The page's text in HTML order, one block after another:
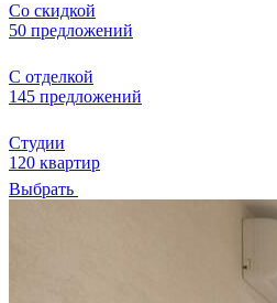
Со скидкой
50 предложений
С отделкой
145 предложений
Студии
120 квартир
Выбрать